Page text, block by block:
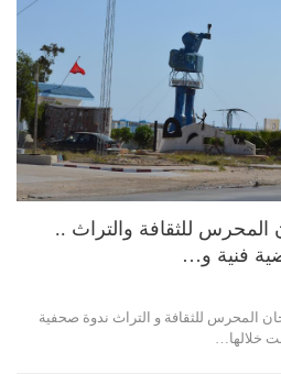
للثقافة والتراث ..
فنية و…
المحرس للثقافة و التراث ندوة صحفية